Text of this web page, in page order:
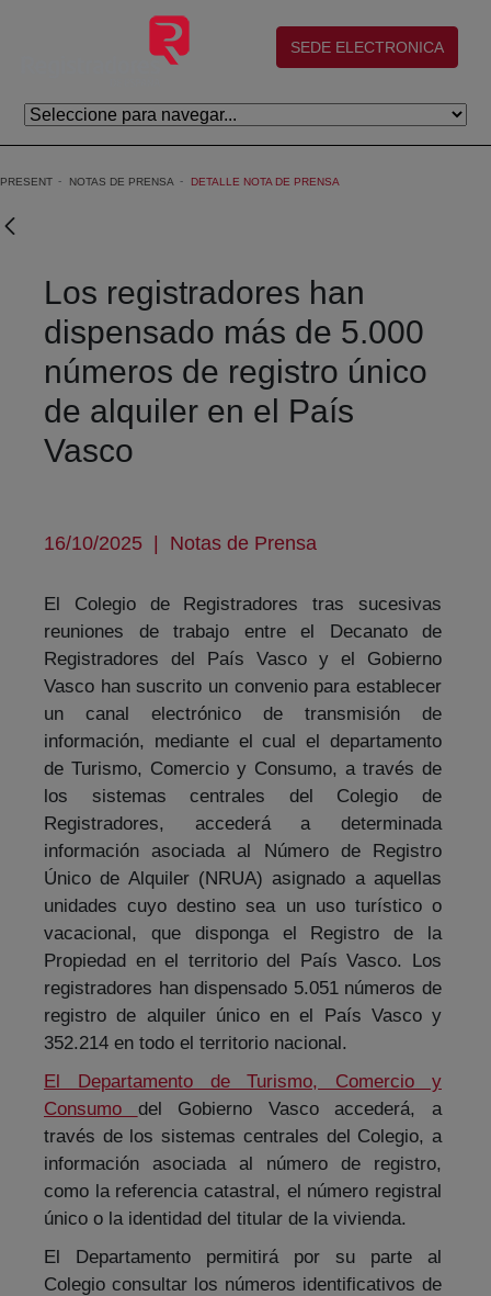
Skip to Main Content
(abre en nueva ventana)
SEDE ELECTRONICA
PRESENT NOTAS DE PRENSA DETALLE NOTA DE PRENSA
Los registradores han
dispensado más de 5.000
números de registro único
de alquiler en el País
Vasco
16/10/2025 | Notas de Prensa
El Colegio de Registradores tras sucesivas
reuniones de trabajo entre el Decanato de
Registradores del País Vasco y el Gobierno
Vasco han suscrito un convenio para establecer
un canal electrónico de transmisión de
información, mediante el cual el departamento
de Turismo, Comercio y Consumo, a través de
los sistemas centrales del Colegio de
Registradores, accederá a determinada
información asociada al Número de Registro
Único de Alquiler (NRUA) asignado a aquellas
unidades cuyo destino sea un uso turístico o
vacacional, que disponga el Registro de la
Propiedad en el territorio del País Vasco. Los
registradores han dispensado 5.051 números de
registro de alquiler único en el País Vasco y
352.214 en todo el territorio nacional.
El Departamento de Turismo, Comercio y
Consumo del Gobierno Vasco accederá, a
través de los sistemas centrales del Colegio, a
información asociada al número de registro,
como la referencia catastral, el número registral
único o la identidad del titular de la vivienda.
El Departamento permitirá por su parte al
Colegio consultar los números identificativos de